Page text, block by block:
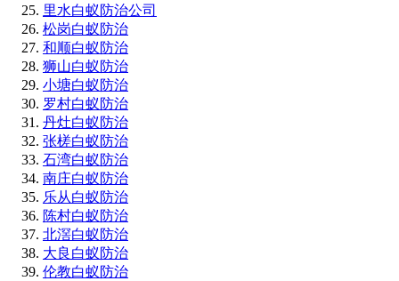
里水白蚁防治公司
松岗白蚁防治
和顺白蚁防治
狮山白蚁防治
小塘白蚁防治
罗村白蚁防治
丹灶白蚁防治
张槎白蚁防治
石湾白蚁防治
南庄白蚁防治
乐从白蚁防治
陈村白蚁防治
北滘白蚁防治
大良白蚁防治
伦教白蚁防治